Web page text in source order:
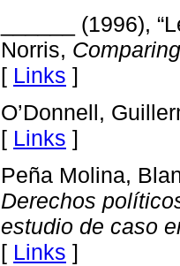
______ (1996),
Norris,
[ Links ]
O’Donnell,
[ Links ]
Peña Molina,
Derechos
estudio de caso
[ Links ]